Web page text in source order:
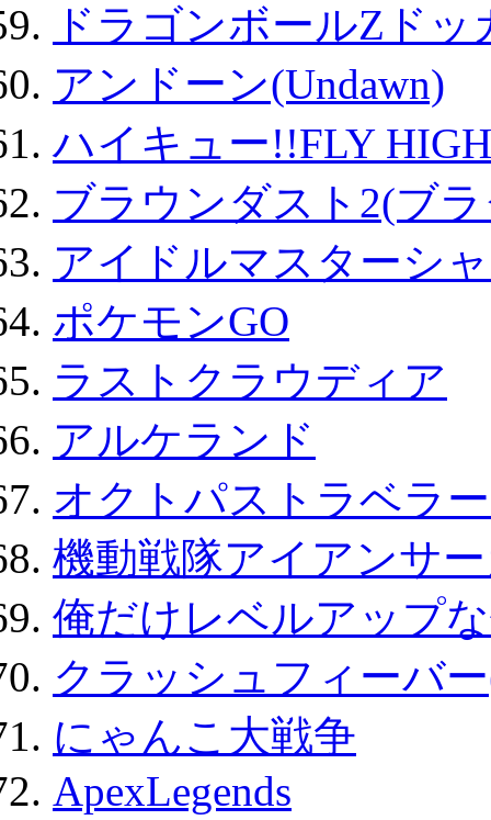
ドラゴンボールZド
アンドーン(Undawn)
ハイキュー!!FLY HIGH
ブラウンダスト2(ブ
アイドルマスターシ
ポケモンGO
ラストクラウディア
アルケランド
オクトパストラベラ
機動戦隊アイアンサ
俺だけレベルアップ
クラッシュフィーバ
にゃんこ大戦争
ApexLegends